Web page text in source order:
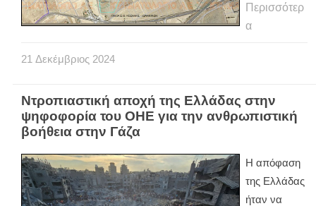
Περισσότερ
α
21 Δεκέμβριος 2024
Ντροπιαστική αποχή της Ελλάδας στην
ψηφοφορία του ΟΗΕ για την ανθρωπιστική
βοήθεια στην Γάζα
Η απόφαση
της Ελλάδας
ήταν να